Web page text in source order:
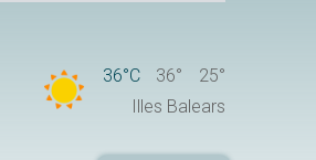
36°C 36°
25°
Illes Balears